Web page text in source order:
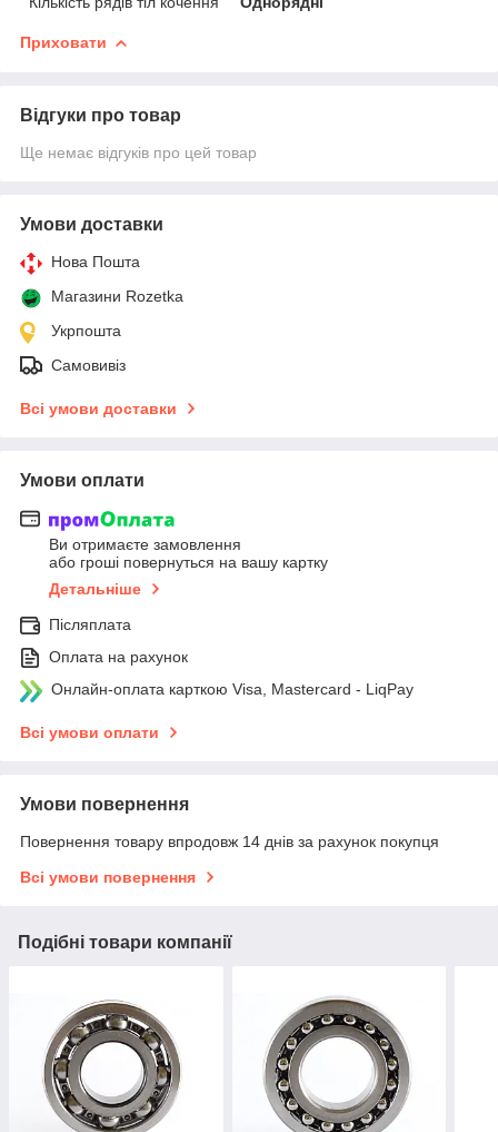
Приховати
Відгуки про товар
Ще немає відгуків про цей товар
Умови доставки
Нова Пошта
Магазини Rozetka
Укрпошта
Самовивіз
Всі умови доставки
Умови оплати
Ви отримаєте замовлення
або гроші повернуться на вашу картку
Детальніше
Післяплата
Оплата на рахунок
Онлайн-оплата карткою Visa, Mastercard - LiqPay
Всі умови оплати
Умови повернення
Повернення товару впродовж 14 днів за рахунок покупця
Всі умови повернення
Подібні товари компанії